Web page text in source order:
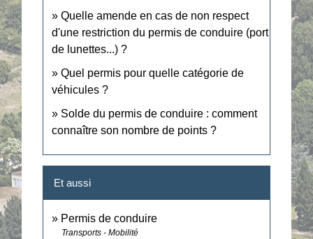
Quelle amende en cas de non respect
d'une restriction du permis de conduire (port
de lunettes...) ?
Quel permis pour quelle catégorie de
véhicules ?
Solde du permis de conduire : comment
connaître son nombre de points ?
Et aussi
Permis de conduire
Transports - Mobilité